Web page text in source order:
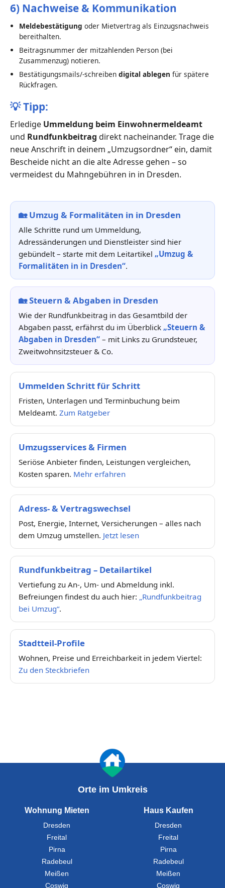
6) Nachweise & Kommunikation
Meldebestätigung oder Mietvertrag als Einzugsnachweis
bereithalten.
Beitragsnummer der mitzahlenden Person (bei
Zusammenzug) notieren.
Bestätigungsmails/-schreiben digital ablegen für spätere
Rückfragen.
💡Tipp:
Erledige Ummeldung beim Einwohnermeldeamt
und Rundfunkbeitrag direkt nacheinander. Trage die
neue Anschrift in deinem „Umzugsordner“ ein, damit
Bescheide nicht an die alte Adresse gehen – so
vermeidest du Mahngebühren in in Dresden.
🏡Umzug & Formalitäten in in Dresden
Alle Schritte rund um Ummeldung,
Adressänderungen und Dienstleister sind hier
gebündelt – starte mit dem Leitartikel „Umzug &
Formalitäten in in Dresden“.
🏡Steuern & Abgaben in Dresden
Wie der Rundfunkbeitrag in das Gesamtbild der
Abgaben passt, erfährst du im Überblick „Steuern &
Abgaben in Dresden“ – mit Links zu Grundsteuer,
Zweitwohnsitzsteuer & Co.
Ummelden Schritt für Schritt
Fristen, Unterlagen und Terminbuchung beim
Meldeamt. Zum Ratgeber
Umzugsservices & Firmen
Seriöse Anbieter finden, Leistungen vergleichen,
Kosten sparen. Mehr erfahren
Adress- & Vertragswechsel
Post, Energie, Internet, Versicherungen – alles nach
dem Umzug umstellen. Jetzt lesen
Rundfunkbeitrag – Detailartikel
Vertiefung zu An-, Um- und Abmeldung inkl.
Befreiungen findest du auch hier: „Rundfunkbeitrag
bei Umzug“.
Stadtteil-Profile
Wohnen, Preise und Erreichbarkeit in jedem Viertel:
Zu den Steckbriefen
Orte im Umkreis
Wohnung Mieten
Dresden
Freital
Pirna
Radebeul
Meißen
Coswig
Haus Kaufen
Dresden
Freital
Pirna
Radebeul
Meißen
Coswig